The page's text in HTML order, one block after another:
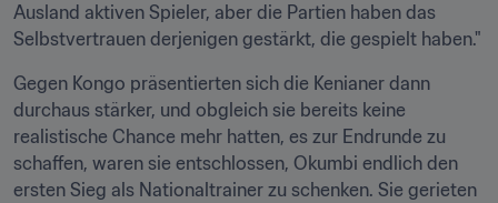
Ausland aktiven Spieler, aber die Partien haben das
Selbstvertrauen derjenigen gestärkt, die gespielt haben."
Gegen Kongo präsentierten sich die Kenianer dann
durchaus stärker, und obgleich sie bereits keine
realistische Chance mehr hatten, es zur Endrunde zu
schaffen, waren sie entschlossen, Okumbi endlich den
ersten Sieg als Nationaltrainer zu schenken. Sie gerieten